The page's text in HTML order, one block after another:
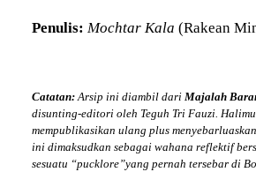
Penulis: Mochtar Kala (Rakean
Catatan:Arsip ini diambil dari Majalah
disunting-editori oleh Teguh Tri Fauzi.
mempublikasikan ulang plus
ini dimaksudkan sebagai wahana reflektif
sesuatu “pucklore”yang pernah tersebar di